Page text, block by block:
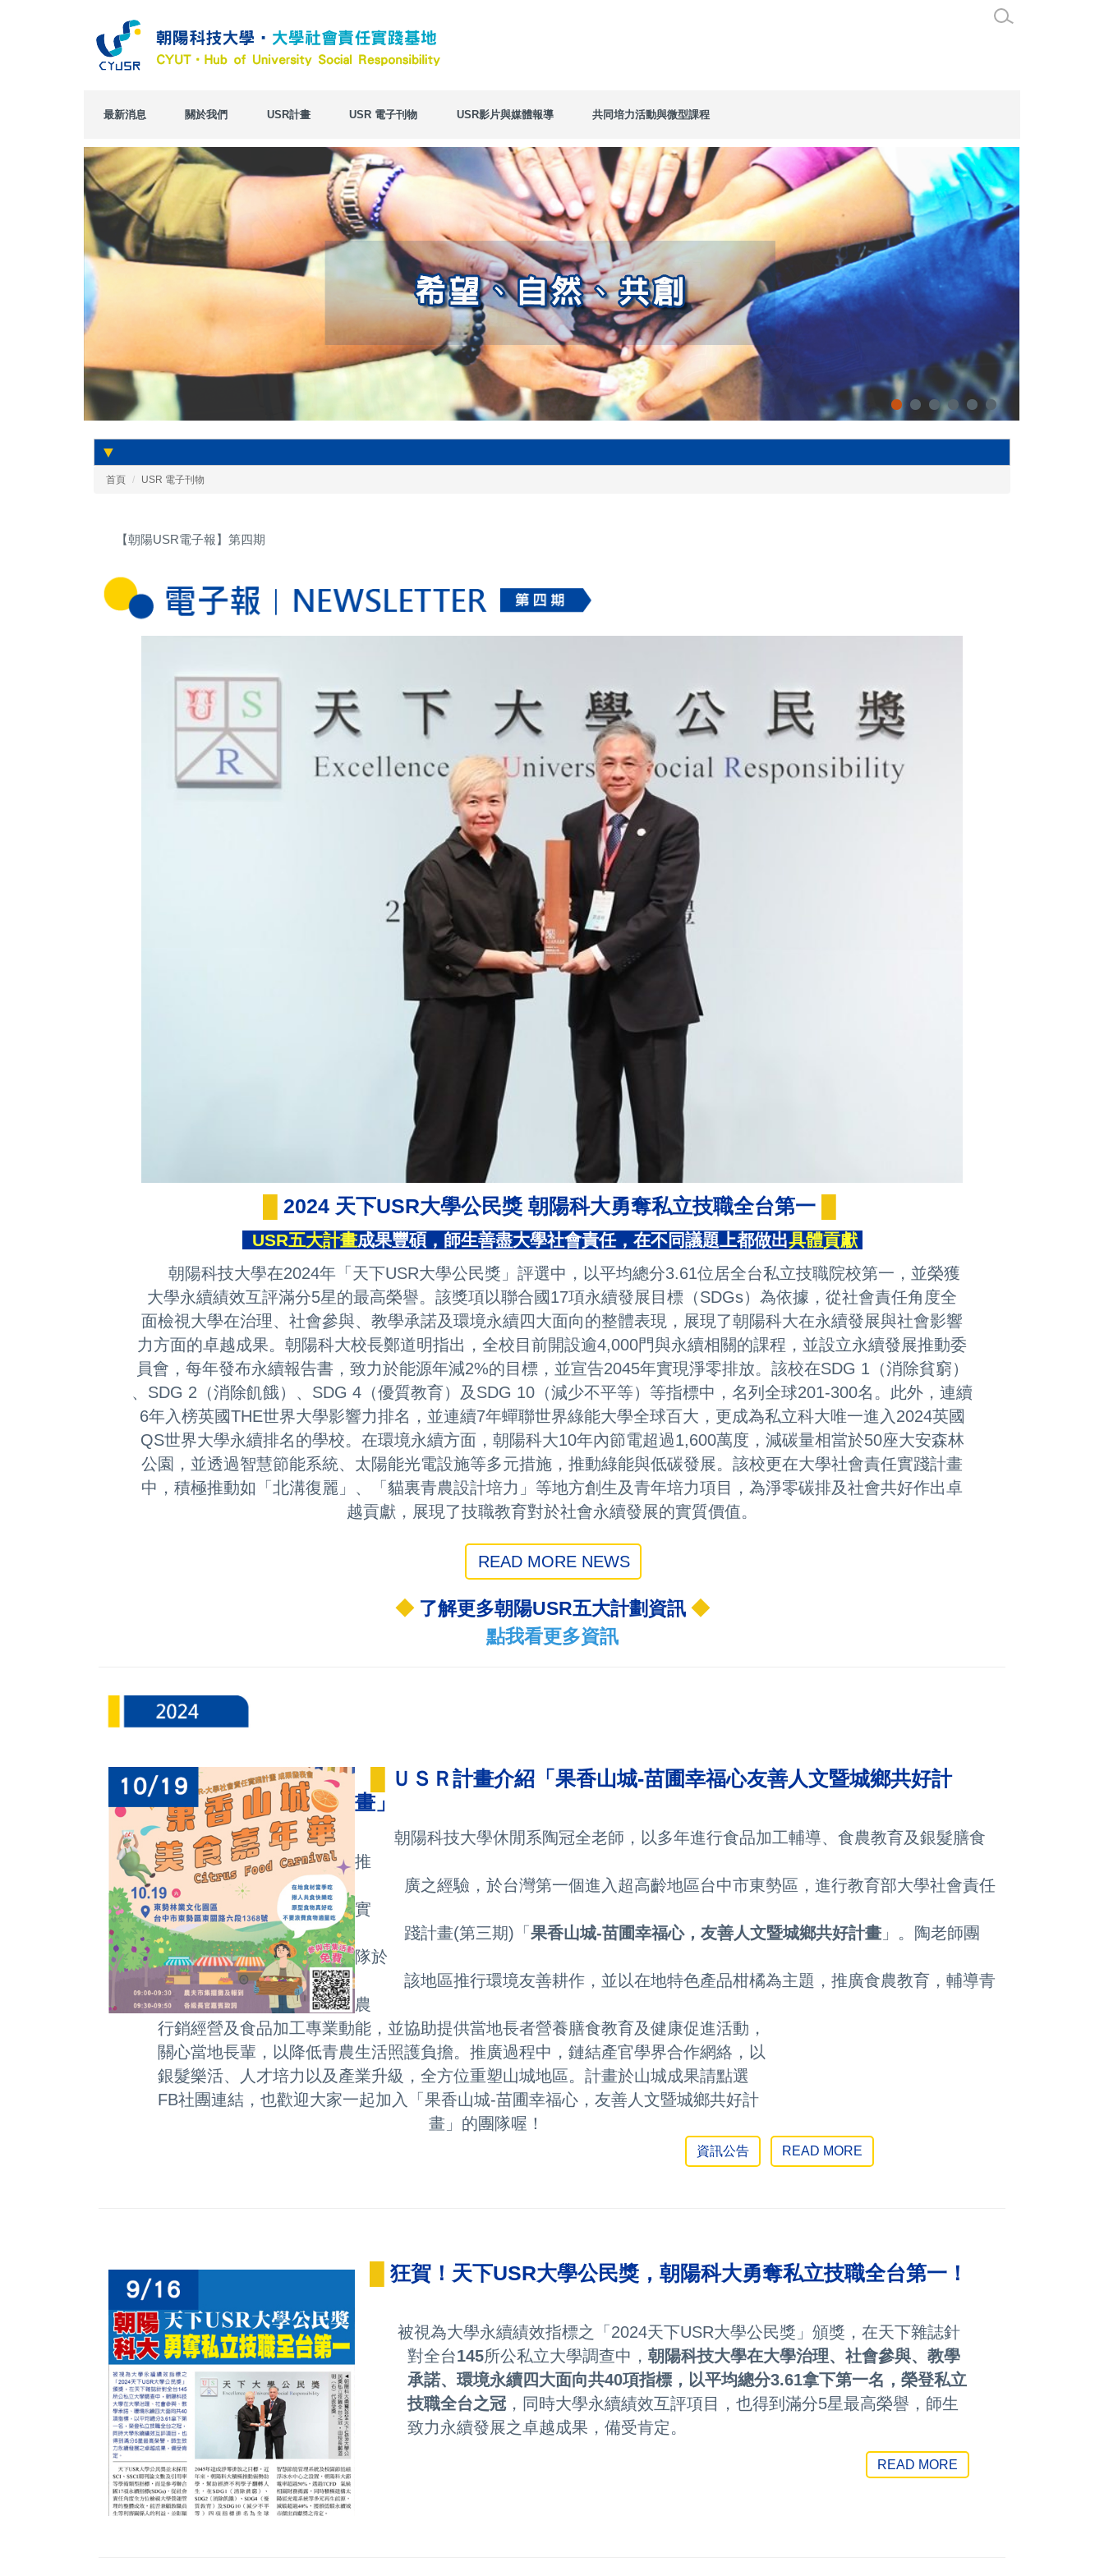
最新消息 關於我們 USR計畫 USR 電子刊物 USR影片與媒體報導 共同培力活動與微型課程
▼
首頁 USR 電子刊物
【朝陽USR電子報】第四期
2024 天下USR大學公民獎 朝陽科大勇奪私立技職全台第一
USR五大計畫成果豐碩，師生善盡大學社會責任，在不同議題上都做出具體貢獻
朝陽科技大學在2024年「天下USR大學公民獎」評選中，以平均總分3.61位居全台私立技職院校第一，並榮獲
大學永續績效互評滿分5星的最高榮譽。該獎項以聯合國17項永續發展目標（SDGs）為依據，從社會責任角度全
面檢視大學在治理、社會參與、教學承諾及環境永續四大面向的整體表現，展現了朝陽科大在永續發展與社會影響
力方面的卓越成果。 朝陽科大校長鄭道明指出，全校目前開設逾4,000門與永續相關的課程，並設立永續發展推動委
員會，每年發布永續報告書，致力於能源年減2%的目標，並宣告2045年實現淨零排放。該校在SDG 1（消除貧窮）
、SDG 2（消除飢餓）、SDG 4（優質教育）及SDG 10（減少不平等）等指標中，名列全球201-300名。此外，連續
6年入榜英國THE世界大學影響力排名，並連續7年蟬聯世界綠能大學全球百大，更成為私立科大唯一進入2024英國
QS世界大學永續排名的學校。 在環境永續方面，朝陽科大10年內節電超過1,600萬度，減碳量相當於50座大安森林
公園，並透過智慧節能系統、太陽能光電設施等多元措施，推動綠能與低碳發展。該校更在大學社會責任實踐計畫
中，積極推動如「北溝復麗」、「貓裏青農設計培力」等地方創生及青年培力項目，為淨零碳排及社會共好作出卓
越貢獻，展現了技職教育對於社會永續發展的實質價值。
READ MORE NEWS
◆ 了解更多朝陽USR五大計劃資訊 ◆
點我看更多資訊
ＵＳＲ計畫介紹「果香山城-苗圃幸福心友善人文暨城鄉共好計
畫」
朝陽科技大學休閒系陶冠全老師，以多年進行食品加工輔導、食農教育及銀髮膳食
推
廣之經驗，於台灣第一個進入超高齡地區台中市東勢區，進行教育部大學社會責任
實
踐計畫(第三期)「 果香山城-苗圃幸福心，友善人文暨城鄉共好計畫 」。 陶老師團
隊於
該地區推行環境友善耕作，並以在地特色產品柑橘為主題，推廣食農教育，輔導青
農
行銷經營及食品加工專業動能，並協助提供當地長者營養膳食教育及健康促進活動，
關心當地長輩，以降低青農生活照護負擔。 推廣過程中， 鏈結產官學界合作網絡，以
銀髮樂活、人 才培力以及產業升級，全方位重塑山城地區。計畫於山城成果請點選
FB社團連結，也歡迎大家一起加入 「果香山城-苗圃幸福心，友善人文暨城鄉共好計
畫」 的團隊喔！
資訊公告 READ MORE
狂賀！天下USR大學公民獎，朝陽科大勇奪私立技職全台第一！
被視為大學永續績效指標之「2024天下USR大學公民獎」頒獎，在天下雜誌針
對全台145所公私立大學調查中， 朝陽科技大學在大學治理、社會參與、教學
承諾、環境永續四大面向共40項指標，以平均總分3.61拿下第一名，榮登私立
技職全台之冠，同時大學永續績效互評項目，也得到滿分5星最高榮譽，師生
致力永續發展之卓越成果，備受肯定。
READ MORE